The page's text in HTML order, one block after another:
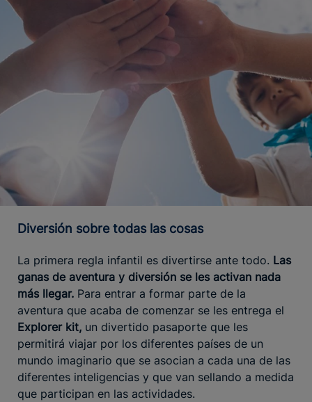
Diversión sobre todas las cosas
La primera regla infantil es divertirse ante todo. Las
ganas de aventura y diversión se les activan nada
más llegar. Para entrar a formar parte de la
aventura que acaba de comenzar se les entrega el
Explorer kit, un divertido pasaporte que les
permitirá viajar por los diferentes países de un
mundo imaginario que se asocian a cada una de las
diferentes inteligencias y que van sellando a medida
que participan en las actividades.